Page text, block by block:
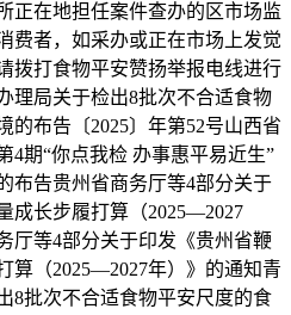
正在地担任案件查办的区市场监
费者，如采办或正在市场上发觉
拨打食物平安赞扬举报电线进行
理局关于检出8批次不合适食物
的布告〔2025〕年第52号山西省
4期“你点我检 办事惠平易近生”
布告贵州省商务厅等4部分关于
成长步履打算（2025—2027
厅等4部分关于印发《贵州省鞭
算（2025—2027年）》的通知青
8批次不合适食物平安尺度的食